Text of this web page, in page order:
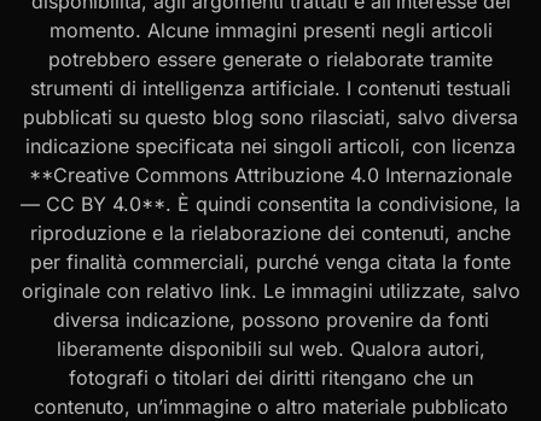
momento. Alcune immagini presenti negli articoli
potrebbero essere generate o rielaborate tramite
strumenti di intelligenza artificiale. I contenuti testuali
pubblicati su questo blog sono rilasciati, salvo diversa
indicazione specificata nei singoli articoli, con licenza
**Creative Commons Attribuzione 4.0 Internazionale
— CC BY 4.0**. È quindi consentita la condivisione, la
riproduzione e la rielaborazione dei contenuti, anche
per finalità commerciali, purché venga citata la fonte
originale con relativo link. Le immagini utilizzate, salvo
diversa indicazione, possono provenire da fonti
liberamente disponibili sul web. Qualora autori,
fotografi o titolari dei diritti ritengano che un
contenuto, un’immagine o altro materiale pubblicato